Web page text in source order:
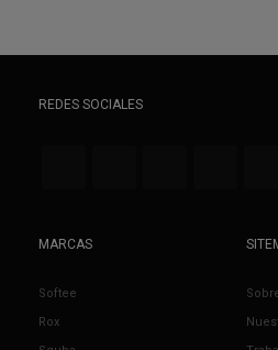
REDES SOCIALES
MARCAS
Softee
Rox